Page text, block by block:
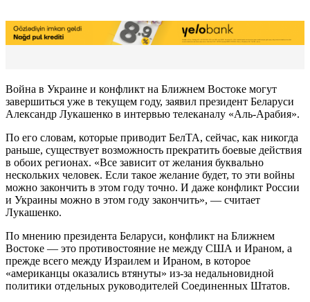
Война в Украине и конфликт на Ближнем Востоке могут
завершиться уже в текущем году, заявил президент Беларуси
Александр Лукашенко в интервью телеканалу «Аль-Арабия».
По его словам, которые приводит БелТА, сейчас, как никогда
раньше, существует возможность прекратить боевые действия
в обоих регионах. «Все зависит от желания буквально
нескольких человек. Если такое желание будет, то эти войны
можно закончить в этом году точно. И даже конфликт России
и Украины можно в этом году закончить», — считает
Лукашенко.
По мнению президента Беларуси, конфликт на Ближнем
Востоке — это противостояние не между США и Ираном, а
прежде всего между Израилем и Ираном, в которое
«американцы оказались втянуты» из-за недальновидной
политики отдельных руководителей Соединенных Штатов.